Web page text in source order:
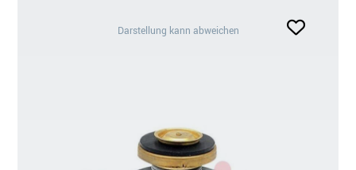
Darstellung kann abweichen